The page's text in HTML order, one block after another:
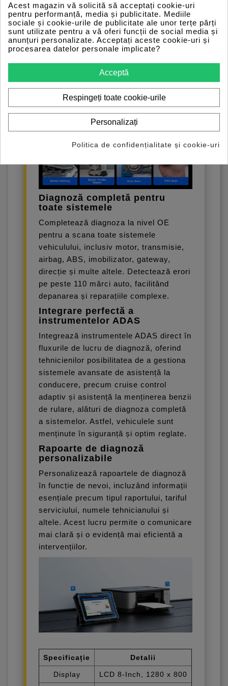
frânei electronice (EPB), resetarea
senzorului unghiului volanului (SAS),
aerisirea ABS și regenerarea DPF
pentru modelele auto populare. Aceste
funcții sporesc utilitatea Phoenix Nano
în întreținerea de rutină și contribuie la
prelungirea duratei de viață a
componentelor vehiculului, îmbunătățind
experiența de condus.
Diagnoză completă pentru
toate sistemele
Completează diagnoza la nivel OE
pentru a scana toate sistemele
vehiculului, inclusiv motor, transmisie,
airbag, ABS, imobilizator, gateway,
direcție și multe altele. Detectează erori
pe peste 110 mărci auto, facilitând
depanarea și reparațiile complexe.
Integrare perfectă a
instrumentelor ADAS
Integrează instrumentele ADAS direct în
fluxurile de lucru de diagnoză, oferind
tehnicienilor posibilitatea de a gestiona
sistemele avansate de asistență la
conducere, precum cruise control
adaptiv și asistență la menținerea benzii
de rulare, alături de diagnoza completă
a sistemelor. Astfel, vehiculele sunt
menținute în siguranță și optim reglate.
Rapoarte de diagnoză
personalizabile
Personalizează rapoartele de diagnoză
în funcție de nevoi, incluzând informații
esențiale precum tipul raportului, tariful
serviciului, numele tehnicianului și
altele. Acest lucru permite o comunicare
mai clară și o evidență mai eficientă a
intervențiilor.
Specificație Detalii
Display LCD 8-Inch, 1280 x 800
Acest magazin vă solicită să acceptați cookie-uri
pentru performanță, media și publicitate. Mediile
sociale și cookie-urile de publicitate ale unor terțe părți
sunt utilizate pentru a vă oferi funcții de social media și
anunțuri personalizate. Acceptați aceste cookie-uri și
procesarea datelor personale implicate?
Acceptă
Respingeți toate cookie-urile
Personalizați
Politica de confidențialitate și cookie-uri